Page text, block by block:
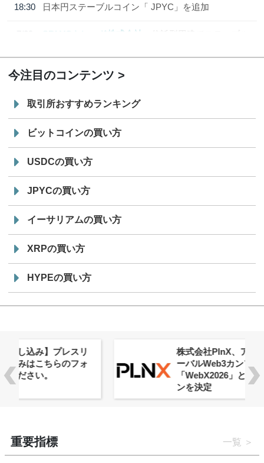
18:30
日本円ステーブルコイン「 JPYC」を追加
7/29
SBI VCトレード株式会社
信託型円建てステーブル
今注目のコンテンツ
取引所おすすめランキング
ビットコインの買い方
USDCの買い方
JPYCの買い方
イーサリアムの買い方
XRPの買い方
HYPEの買い方
株式会社PlnX、アジア最大級のグロ
ーバルWeb3カンファレンス
「WebX2026」とのコラボレーショ
重要指標 一覧